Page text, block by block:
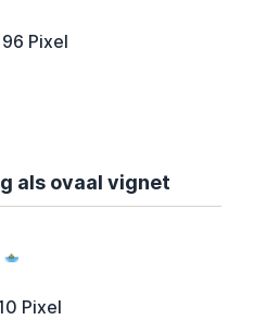
Pixel
als ovaal vignet
Pixel